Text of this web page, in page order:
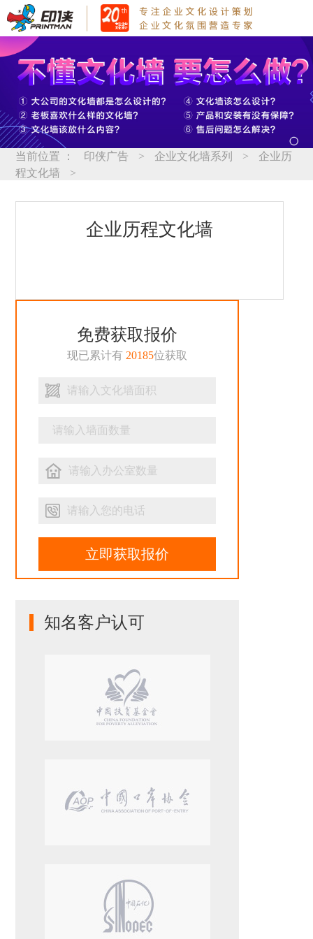
当前位置 ： 印侠广告 > 企业文化墙系列 >
企业历
程文化墙
>
企业历程文化墙
免费获取报价
现已累计有 20185位获取
立即获取报价
知名客户认可